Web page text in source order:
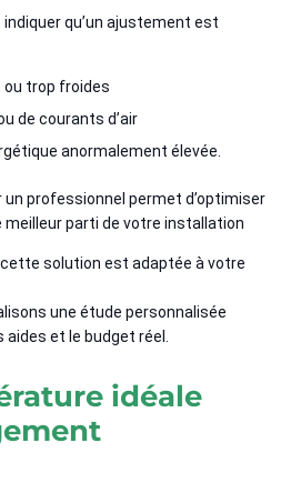
qu’un ajustement est
ou trop froides
de courants d’air
anormalement élevée.
un professionnel permet d’optimiser
meilleur parti de votre installation
solution est adaptée à votre
une étude personnalisée
et le budget réel.
idéale